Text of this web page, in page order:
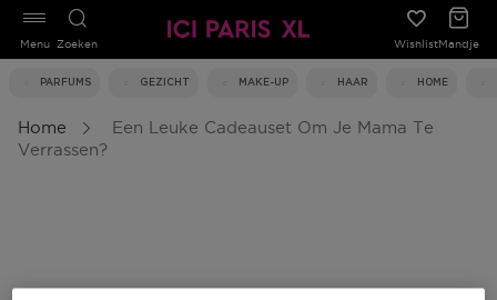
Zoeken WishlistMandje
PARFUMS GEZICHT MAKE-UP HAAR HOME
Menu
Home
Een Leuke Cadeauset Om Je Mama Te
Verrassen?